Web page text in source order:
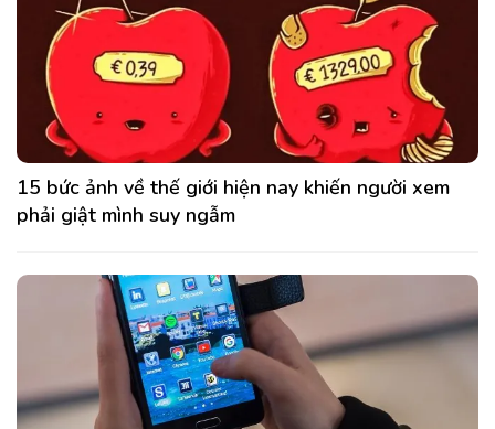
15 bức ảnh về thế giới hiện nay khiến người xem
phải giật mình suy ngẫm